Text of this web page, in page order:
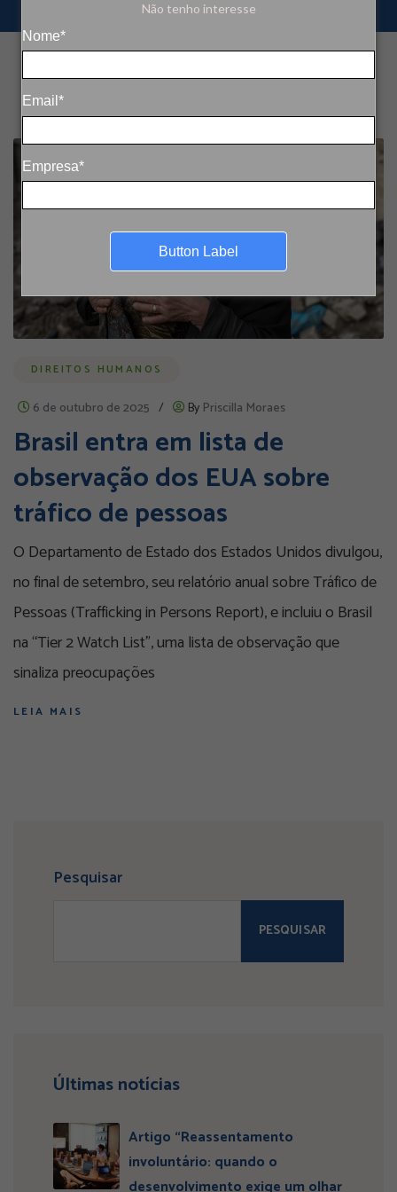
Não tenho interesse
Nome*
Email*
Empresa*
Button Label
DIREITOS HUMANOS
6 de outubro de 2025 / By Priscilla Moraes
Brasil entra em lista de
observação dos EUA sobre
tráfico de pessoas
O Departamento de Estado dos Estados Unidos divulgou,
no final de setembro, seu relatório anual sobre Tráfico de
Pessoas (Trafficking in Persons Report), e incluiu o Brasil
na “Tier 2 Watch List”, uma lista de observação que
sinaliza preocupações
LEIA MAIS
Pesquisar
PESQUISAR
Últimas notícias
Artigo “Reassentamento
involuntário: quando o